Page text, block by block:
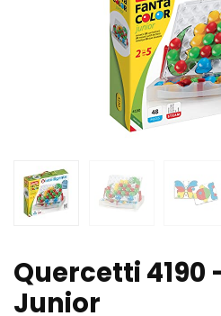
Quercetti 4190
Junior